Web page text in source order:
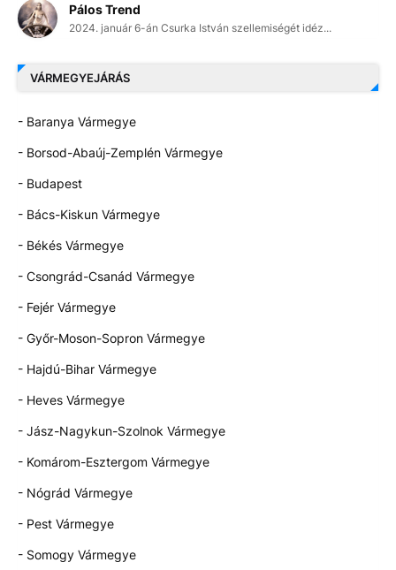
Pálos Trend
2024. január 6-án Csurka István szellemiségét idéz...
VÁRMEGYEJÁRÁS
- Baranya Vármegye
- Borsod-Abaúj-Zemplén Vármegye
- Budapest
- Bács-Kiskun Vármegye
- Békés Vármegye
- Csongrád-Csanád Vármegye
- Fejér Vármegye
- Győr-Moson-Sopron Vármegye
- Hajdú-Bihar Vármegye
- Heves Vármegye
- Jász-Nagykun-Szolnok Vármegye
- Komárom-Esztergom Vármegye
- Nógrád Vármegye
- Pest Vármegye
- Somogy Vármegye